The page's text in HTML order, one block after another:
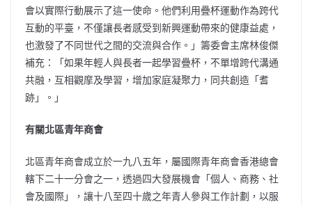
會以實際行動展示了這一使命。他們利用疊杯運動作為跨代
互動的平臺，不僅讓長者感受到新興運動帶來的健康益處，
也激發了不同世代之間的交流與合作。」籌委會主席林俊傑
補充：「如果年輕人與長者一起學習疊杯，不單增跨代溝通
共融，互相觀摩及學習，增加家庭凝聚力，同共創造「耆
跡」。」
有關北區青年商會
北區青年商會成立於一九八五年，屬國際青年商會香港總會
轄下二十一分會之一，透過四大發展機會「個人、商務、社
會及國際」，讓十八至四十歲之年青人參與工作計劃，以服